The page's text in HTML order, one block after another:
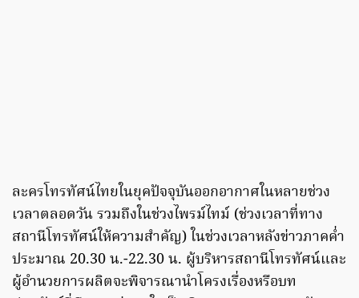
ละครโทรทัศน์ไทยในยุคปัจจุบันออกอากาศในหลายช่วง
เวลาตลอดวัน รวมถึงในช่วงไพรม์ไทม์ (ช่วงเวลาที่ทาง
สถานีโทรทัศน์ให้ความสำคัญ) ในช่วงเวลาหลังข่าวภาคค่ำ
ประมาณ 20.30 น.-22.30 น. ผู้บริหารสถานีโทรทัศน์และ
ผู้อำนวยการผลิตจะพิจารณานำโครงเรื่องหรือบท